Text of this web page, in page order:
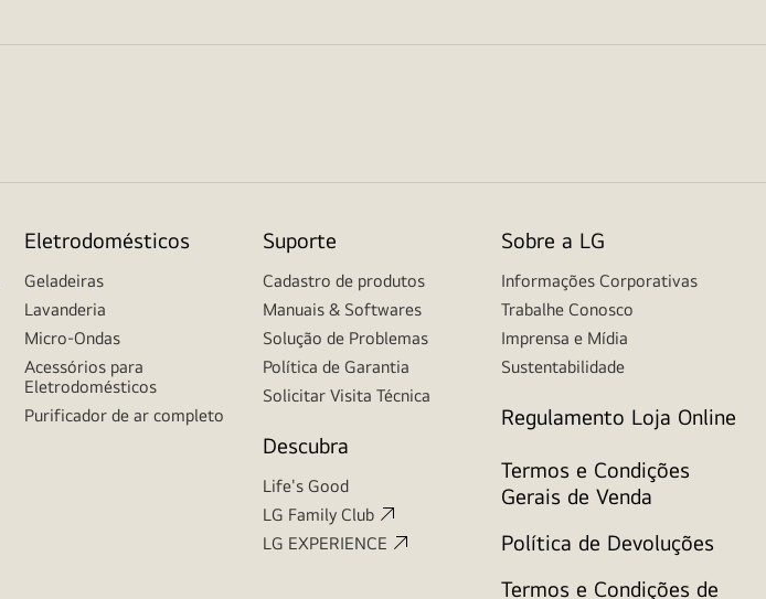
Eletrodomésticos
Geladeiras
Lavanderia
Micro-Ondas
Acessórios para
Eletrodomésticos
Purificador de ar completo
Suporte
Cadastro de produtos
Manuais & Softwares
Solução de Problemas
Política de Garantia
Solicitar Visita Técnica
Descubra
Life's Good
LG Family Club
LG EXPERIENCE
Sobre a LG
Informações Corporativas
Trabalhe Conosco
Imprensa e Mídia
Sustentabilidade
Regulamento Loja Online
Termos e Condições
Gerais de Venda
Política de Devoluções
Termos e Condições de